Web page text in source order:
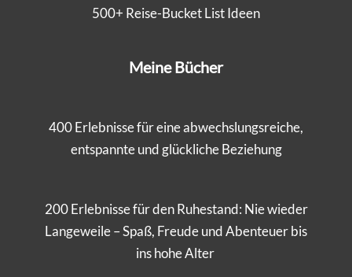
500+ Reise-Bucket List Ideen
Meine Bücher
400 Erlebnisse für eine abwechslungsreiche,
entspannte und glückliche Beziehung
200 Erlebnisse für den Ruhestand: Nie wieder
Langeweile – Spaß, Freude und Abenteuer bis
ins hohe Alter